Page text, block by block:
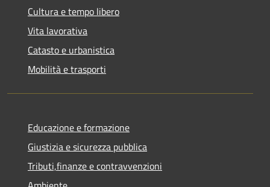
Cultura e tempo libero
Vita lavorativa
Catasto e urbanistica
Mobilità e trasporti
Educazione e formazione
Giustizia e sicurezza pubblica
Tributi,finanze e contravvenzioni